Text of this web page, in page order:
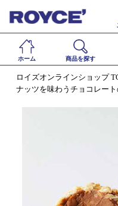
ホーム 商品を探す
ロイズオンラインショップ
ナッツを味わうチョコレー